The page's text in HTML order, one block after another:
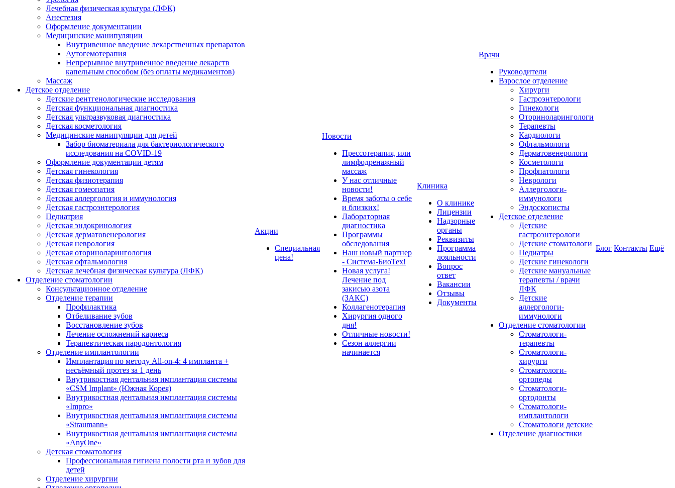
Лечебная физическая культура (ЛФК)
Анестезия
Оформление документации
Медицинские манипуляции
Внутривенное введение лекарственных препаратов
Аутогемотерапия
Непрерывное внутривенное введение лекарств
капельным способом (без оплаты медикаментов)
Массаж
Детское отделение
Детские рентгенологические исследования
Детская функциональная диагностика
Детская ультразвуковая диагностика
Детская косметология
Медицинские манипуляции для детей
Забор биоматериала для бактериологического
исследования на COVID-19
Оформление документации детям
Детская гинекология
Детская физиотерапия
Детская гомеопатия
Детская аллергология и иммунология
Детская гастроэнтерология
Педиатрия
Детская эндокринология
Детская дерматовенерология
Детская неврология
Детская оториноларингология
Детская офтальмология
Детская лечебная физическая культура (ЛФК)
Отделение стоматологии
Консультационное отделение
Отделение терапии
Профилактика
Отбеливание зубов
Восстановление зубов
Лечение осложнений кариеса
Терапевтическая пародонтология
Отделение имплантологии
Имплантация по методу All-on-4: 4 импланта +
несъёмный протез за 1 день
Внутрикостная дентальная имплантация системы
«CSM Implant» (Южная Корея)
Внутрикостная дентальная имплантация системы
«Impro»
Внутрикостная дентальная имплантация системы
«Straumann»
Внутрикостная дентальная имплантация системы
«AnyOne»
Детская стоматология
Профессиональная гигиена полости рта и зубов для
детей
Отделение хирургии
Акции
Специальная
цена!
Новости
Прессотерапия, или
лимфодренажный
массаж
У нас отличные
новости!
Время заботы о себе
и близких!
Лабораторная
диагностика
Программы
обследования
Наш новый партнер
- Система-БиоТех!
Новая услуга!
Лечение под
закисью азота
(ЗАКС)
Коллагенотерапия
Хирургия одного
дня!
Отличные новости!
Сезон аллергии
начинается
Клиника
О клинике
Лицензии
Надзорные
органы
Реквизиты
Программа
лояльности
Вопрос
ответ
Вакансии
Отзывы
Документы
Врачи
Руководители
Взрослое отделение
Хирурги
Гастроэнтерологи
Гинекологи
Оториноларингологи
Терапевты
Кардиологи
Офтальмологи
Дерматовенерологи
Косметологи
Профпатологи
Неврологи
Аллергологи-
иммунологи
Эндоскописты
Детское отделение
Детские
гастроэнтерологи
Детские стоматологи
Педиатры
Детские гинекологи
Детские мануальные
терапевты / врачи
ЛФК
Детские
аллергологи-
иммунологи
Отделение стоматологии
Стоматологи-
терапевты
Стоматологи-
хирурги
Стоматологи-
ортопеды
Стоматологи-
ортодонты
Стоматологи-
имплантологи
Стоматологи детские
Отделение диагностики
Блог Контакты Ещё